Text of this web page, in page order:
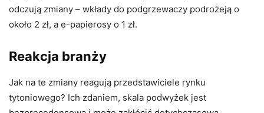
odczują zmiany – wkłady do podgrzewaczy podrożeją o
około 2 zł, a e-papierosy o 1 zł.
Reakcja branży
Jak na te zmiany reagują przedstawiciele rynku
tytoniowego? Ich zdaniem, skala podwyżek jest